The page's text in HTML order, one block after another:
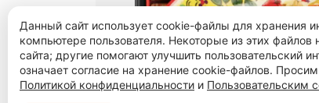
Данный сайт использует cookie-файлы для хранения
компьютере пользователя. Некоторые из этих
сайта; другие помогают улучшить пользовательский
означает согласие на хранение cookie-файлов.
Политикой конфиденциальности и Пользовательским